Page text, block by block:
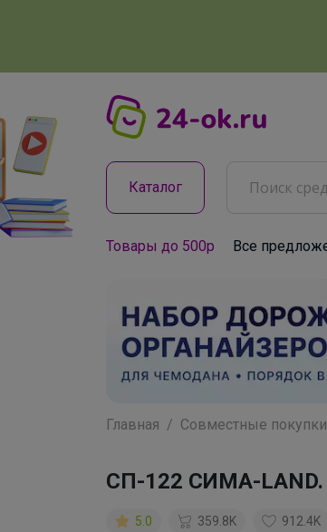
Каталог
Товары до 500р Все
Главная Совместные покупки
СП-122 СИМА-
5.0 359.8K 912.4K